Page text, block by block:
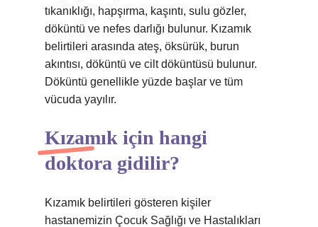
tıkanıklığı, hapşırma, kaşıntı, sulu gözler,
döküntü ve nefes darlığı bulunur. Kızamık
belirtileri arasında ateş, öksürük, burun
akıntısı, döküntü ve cilt döküntüsü bulunur.
Döküntü genellikle yüzde başlar ve tüm
vücuda yayılır.
Kızamık için hangi
doktora gidilir?
Kızamık belirtileri gösteren kişiler
hastanemizin Çocuk Sağlığı ve Hastalıkları